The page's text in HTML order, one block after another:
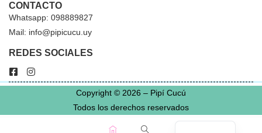
CONTACTO
Whatsapp: 098889827
Mail: info@pipicucu.uy
REDES SOCIALES
Copyright © 2026 – Pipí Cucú
Todos los derechos reservados